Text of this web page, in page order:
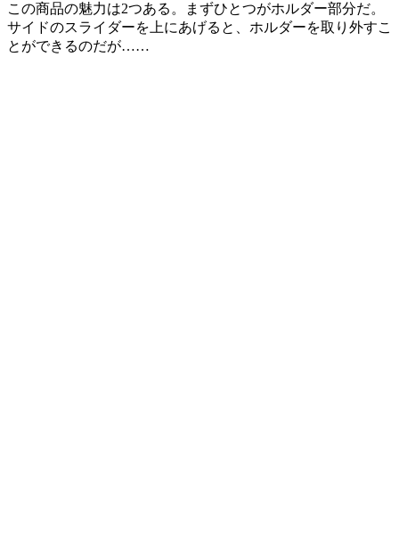
この商品の魅力は2つある。まずひとつがホルダー部分だ。
サイドのスライダーを上にあげると、ホルダーを取り外すこ
とができるのだが……